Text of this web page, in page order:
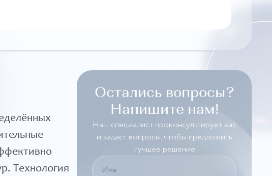
Технология
Остались вопросы?
Напишите нам!
Наш специалист проконсультирует вас
и задаст вопросы, чтобы предложить
лучшее решение